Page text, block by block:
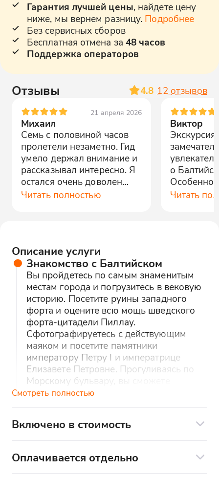
Гарантия лучшей цены, найдете цену
ниже, мы вернем разницу. Подробнее
Без сервисных сборов
Бесплатная отмена за 48 часов
Поддержка операторов
Отзывы 4.8 12 отзывов
21 апреля 2026
Михаил
Семь с половиной часов
пролетели незаметно. Гид
умело держал внимание и
рассказывал интересно. Я
остался очень доволен
поездкой.
Читать полностью
Виктор
о
Особенно
руины
Читать
Описание услуги
Знакомство с Балтийском
Вы пройдетесь по самым знаменитым
местам города и погрузитесь в вековую
историю. Посетите руины западного
форта и оцените всю мощь шведского
форта-цитадели Пиллау.
Сфотографируетесь с действующим
маяком и посетите памятники
императору Петру I и императрице
Елизавете Петровне. Прогуливаясь по
Морскому бульвару, вы сможете
понаблюдать за кораблями и
словно пушинки, еще больше
прогуляетесь по улочкам старого
Смотреть полностью
Включено в стоимость
Экскурсионное сопровождение
Оплачивается отдельно